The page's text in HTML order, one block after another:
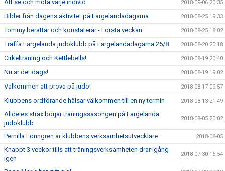
Att se och möta varje individ 2018-09-06 20:35
Bilder från dagens aktivitet på Färgelandadagarna 2018-08-25 19:33
Tommy berättar och konstaterar - Första veckan. 2018-08-25 18:02
Träffa Färgelanda judoklubb på Färgelandadagarna 25/8 2018-08-20 20:18
Cirkelträning och Kettlebells! 2018-08-19 20:40
Nu är det dags! 2018-08-19 19:02
Välkommen att prova på judo! 2018-08-17 09:57
Klubbens ordförande hälsar välkommen till en ny termin 2018-08-13 21:49
Alldeles strax börjar träningssäsongen på Färgelanda
judoklubb
2018-08-05 20:02
Pernilla Lönngren är klubbens verksamhetsutvecklare 2018-08-05
Knappt 3 veckor tills att träningsverksamheten drar igång
igen
2018-07-30 16:54